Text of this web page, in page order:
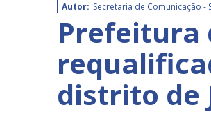
Autor: Secretaria de Comunicação -
Prefeitura
distrito de